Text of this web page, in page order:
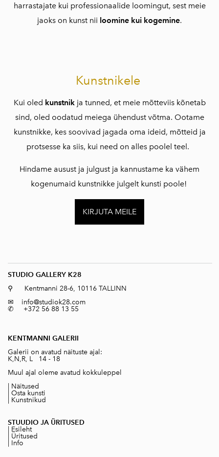
harrastajate kui professionaalide loomingut, sest meie
jaoks on kunst nii loomine kui kogemine.
Kunstnikele
Kui oled kunstnikja tunned, et meie mõtteviis kõnetab
sind, oled oodatud meiega ühendust võtma. Ootame
kunstnikke, kes soovivad jagada oma ideid, mõtteid ja
protsesse ka siis, kui need on alles poolel teel.
Hindame ausust ja julgust ja kannustame ka vähem
kogenumaid kunstnikke julgelt kunsti poole!
KIRJUTA MEILE
STUDIO GALLERY K28
⚲ Kentmanni 28-6, 10116 TALLINN
✉ info@studiok28.com
✆ +372 56 88 13 55
KENTMANNI GALERII
Galerii on avatud näituste ajal:
K,N,R, L 14 - 18
Muul ajal oleme avatud kokkuleppel
Näitused
Osta kunsti
Kunstnikud
STUUDIO JA ÜRITUSED
Esileht
Üritused
Info